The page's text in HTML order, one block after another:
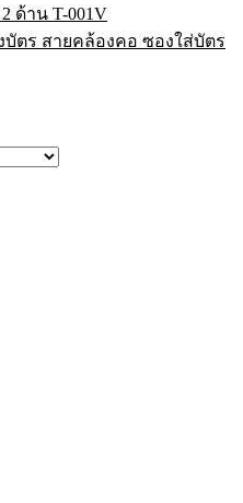
ด้าน T-001V
ตร สายคล้องคอ ซองใส่บัตร